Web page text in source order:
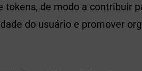
tokens, de modo a contribuir
do usuário e promover